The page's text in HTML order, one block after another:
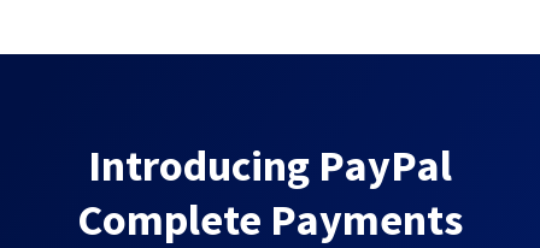
Introducing PayPal
Complete Payments